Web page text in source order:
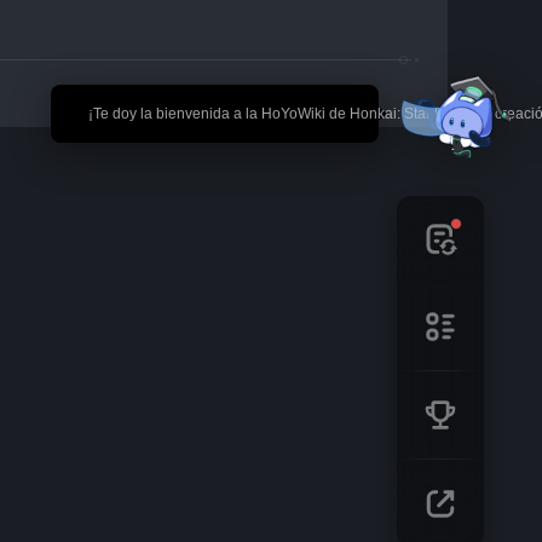
🎉 ¡Te doy la bienvenida a la HoYoWiki de Honkai: Star Rail! *La